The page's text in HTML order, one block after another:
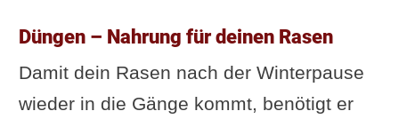
Düngen – Nahrung für deinen Rasen
Damit dein Rasen nach der Winterpause
wieder in die Gänge kommt, benötigt er